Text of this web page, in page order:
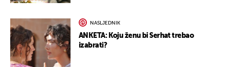
NASLJEDNIK
ANKETA: Koju ženu bi Serhat trebao
izabrati?